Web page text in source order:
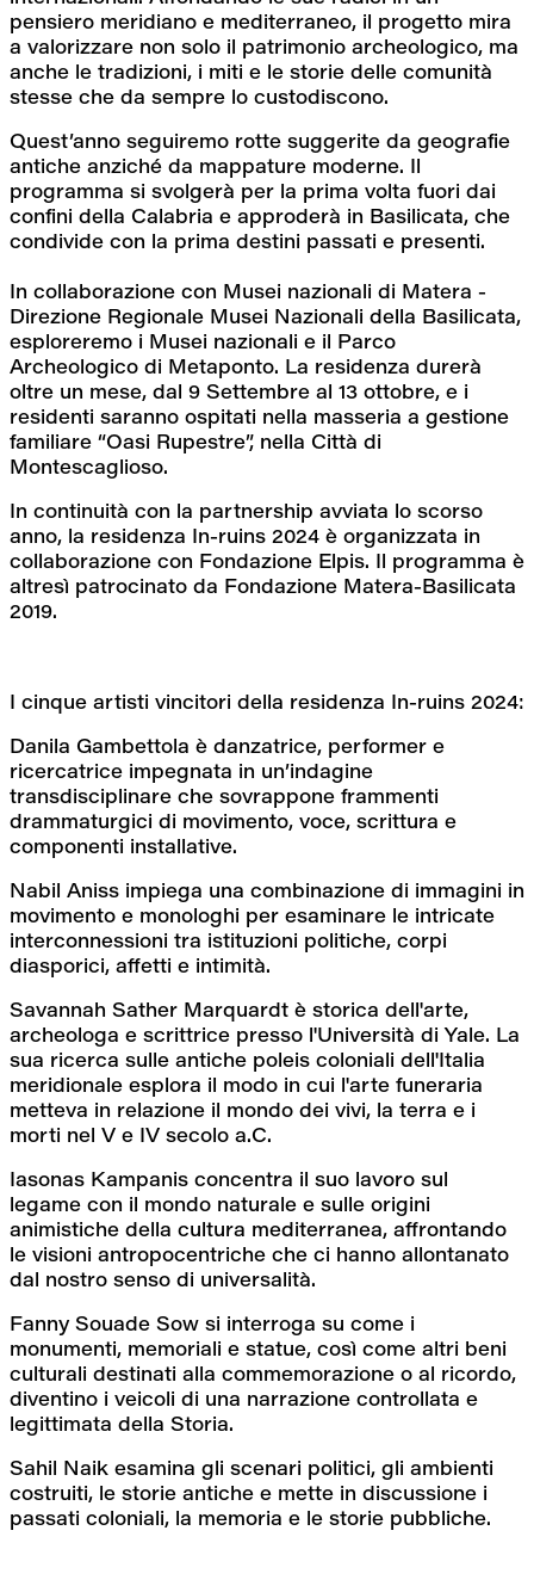
pensiero meridiano e mediterraneo, il progetto mira
a valorizzare non solo il patrimonio archeologico, ma
anche le tradizioni, i miti e le storie delle comunità
stesse che da sempre lo custodiscono.
Quest’anno seguiremo rotte suggerite da geografie
antiche anziché da mappature moderne. Il
programma si svolgerà per la prima volta fuori dai
confini della Calabria e approderà in Basilicata, che
condivide con la prima destini passati e presenti.
In collaborazione con Musei nazionali di Matera -
Direzione Regionale Musei Nazionali della Basilicata,
esploreremo i Musei nazionali e il Parco
Archeologico di Metaponto. La residenza durerà
oltre un mese, dal 9 Settembre al 13 ottobre, e i
residenti saranno ospitati nella masseria a gestione
familiare “Oasi Rupestre”, nella Città di
Montescaglioso.
In continuità con la partnership avviata lo scorso
anno, la residenza In-ruins 2024 è organizzata in
collaborazione con Fondazione Elpis. Il programma è
altresì patrocinato da Fondazione Matera-Basilicata
2019.
I cinque artisti vincitori della residenza In-ruins 2024:
Danila Gambettola è danzatrice, performer e
ricercatrice impegnata in un’indagine
transdisciplinare che sovrappone frammenti
drammaturgici di movimento, voce, scrittura e
componenti installative.
Nabil Aniss impiega una combinazione di immagini in
movimento e monologhi per esaminare le intricate
interconnessioni tra istituzioni politiche, corpi
diasporici, affetti e intimità.
Savannah Sather Marquardt è storica dell'arte,
archeologa e scrittrice presso l'Università di Yale. La
sua ricerca sulle antiche poleis coloniali dell'Italia
meridionale esplora il modo in cui l'arte funeraria
metteva in relazione il mondo dei vivi, la terra e i
morti nel V e IV secolo a.C.
Iasonas Kampanis concentra il suo lavoro sul
legame con il mondo naturale e sulle origini
animistiche della cultura mediterranea, affrontando
le visioni antropocentriche che ci hanno allontanato
dal nostro senso di universalità.
Fanny Souade Sow si interroga su come i
monumenti, memoriali e statue, così come altri beni
culturali destinati alla commemorazione o al ricordo,
diventino i veicoli di una narrazione controllata e
legittimata della Storia.
Sahil Naik esamina gli scenari politici, gli ambienti
costruiti, le storie antiche e mette in discussione i
passati coloniali, la memoria e le storie pubbliche.